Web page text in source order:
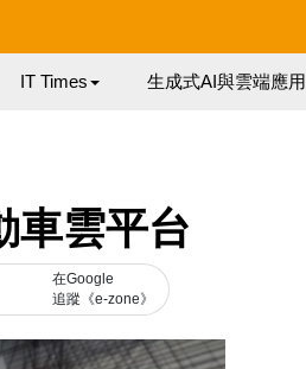
IT Times 生成式AI與雲端應用
車雲平台
在Google
追蹤《e-zone》